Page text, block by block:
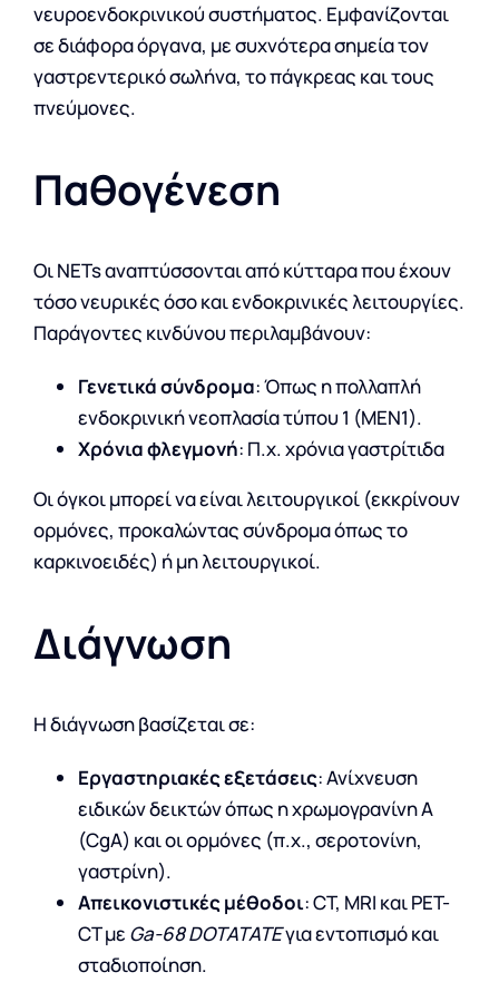
νευροενδοκρινικού συστήματος. Εμφανίζονται
σε διάφορα όργανα, με συχνότερα σημεία τον
γαστρεντερικό σωλήνα, το πάγκρεας και τους
πνεύμονες.
Παθογένεση
Οι NETs αναπτύσσονται από κύτταρα που έχουν
τόσο νευρικές όσο και ενδοκρινικές λειτουργίες.
Παράγοντες κινδύνου περιλαμβάνουν:
Γενετικά σύνδρομα: Όπως η πολλαπλή
ενδοκρινική νεοπλασία τύπου 1 (MEN1).
Χρόνια φλεγμονή: Π.χ. χρόνια γαστρίτιδα
Οι όγκοι μπορεί να είναι λειτουργικοί (εκκρίνουν
ορμόνες, προκαλώντας σύνδρομα όπως το
καρκινοειδές) ή μη λειτουργικοί.
Διάγνωση
Η διάγνωση βασίζεται σε:
Εργαστηριακές εξετάσεις: Ανίχνευση
ειδικών δεικτών όπως η χρωμογρανίνη Α
(CgA) και οι ορμόνες (π.χ., σεροτονίνη,
γαστρίνη).
Απεικονιστικές μέθοδοι: CT, MRI και PET-
CT με Ga-68 DOTATATEγια εντοπισμό και
σταδιοποίηση.